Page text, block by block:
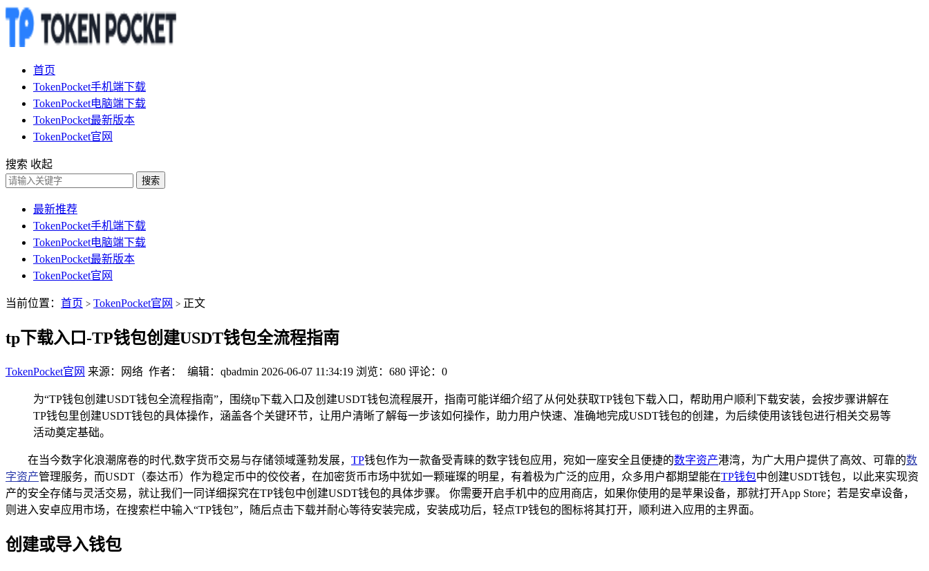
首页
TokenPocket手机端下载
TokenPocket电脑端下载
TokenPocket最新版本
TokenPocket官网
搜索 收起
搜索
最新推荐
TokenPocket手机端下载
TokenPocket电脑端下载
TokenPocket最新版本
TokenPocket官网
当前位置： 首页 > TokenPocket官网 > 正文
tp下载入口-TP钱包创建USDT钱包全流程指南
TokenPocket官网 来源：网络 作者： 编辑：qbadmin 2026-06-07 11:34:19 浏览：680 评论：0
为“TP钱包创建USDT钱包全流程指南”，围绕tp下载入口及创建USDT钱包流程展开，指南可能详细介绍了从何处获取TP钱包下载入口，帮助用户顺利下载安装，会按步骤讲解在
TP钱包里创建USDT钱包的具体操作，涵盖各个关键环节，让用户清晰了解每一步该如何操作，助力用户快速、准确地完成USDT钱包的创建，为后续使用该钱包进行相关交易等
活动奠定基础。
在当今数字化浪潮席卷的时代,数字货币交易与存储领域蓬勃发展， TP钱包作为一款备受青睐的数字钱包应用，宛如一座安全且便捷的数字资产港湾，为广大用户提供了高效、可靠的数
字资产管理服务，而USDT（泰达币）作为稳定币中的佼佼者，在加密货币市场中犹如一颗璀璨的明星，有着极为广泛的应用，众多用户都期望能在TP钱包中创建USDT钱包，以此来实现资
产的安全存储与灵活交易，就让我们一同详细探究在TP钱包中创建USDT钱包的具体步骤。 你需要开启手机中的应用商店，如果你使用的是苹果设备，那就打开App Store；若是安卓设备，
则进入安卓应用市场，在搜索栏中输入“TP钱包”，随后点击下载并耐心等待安装完成，安装成功后，轻点TP钱包的图标将其打开，顺利进入应用的主界面。
创建或导入钱包